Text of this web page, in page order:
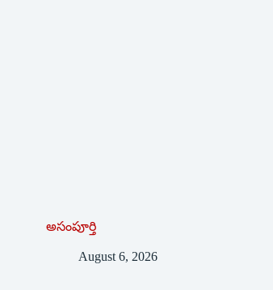
అసంపూర్తి
August 6, 2026